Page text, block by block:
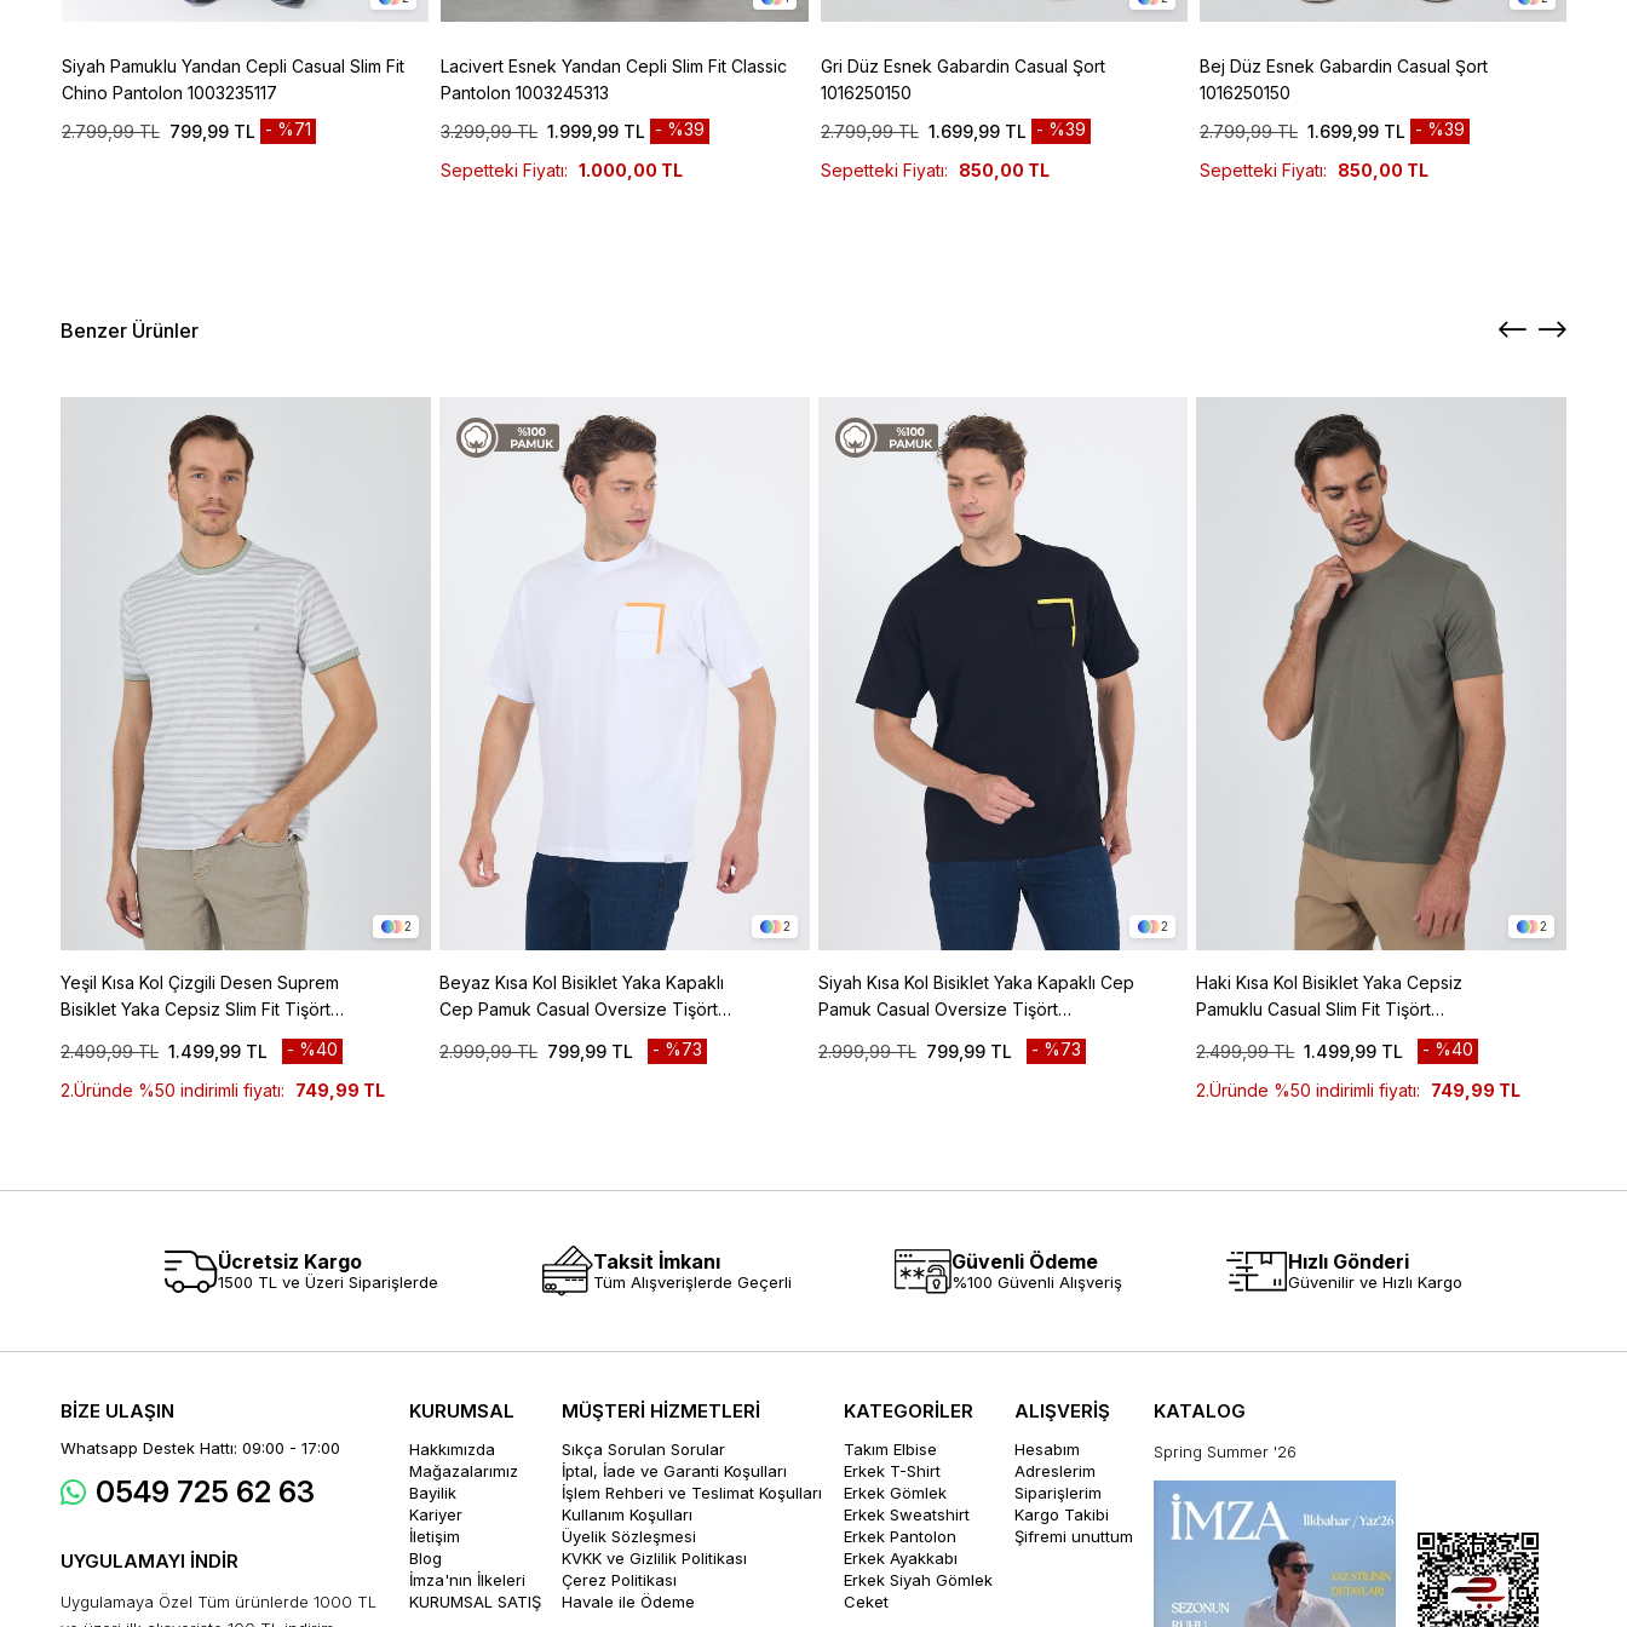
Siyah Pamuklu Yandan Cepli Casual Slim Fit
Chino Pantolon 1003235117
2.799,99 TL 799,99 TL %71
Lacivert Esnek Yandan Cepli Slim Fit Classic
Pantolon 1003245313
3.299,99 TL 1.999,99 TL
%39
Sepetteki Fiyatı: 1.000,00 TL
Gri Düz Esnek Gabardin Casual Şort
1016250150
2.799,99 TL 1.699,99 TL
%39
Sepetteki Fiyatı:
850,00 TL
Bej Düz Esnek Gabardin Casual Şort
1016250150
2.799,99 TL 1.699,99 TL
%39
Sepetteki Fiyatı:
850,00 TL
Benzer Ürünler
2
Yeşil Kısa Kol Çizgili Desen Suprem
Bisiklet Yaka Cepsiz Slim Fit Tişört
1.499,99 TL
2.499,99 TL
%40
2.Üründe %50 indirimli fiyatı:
749,99 TL
2
Beyaz Kısa Kol Bisiklet Yaka Kapaklı
Cep Pamuk Casual Oversize Tişört
799,99 TL
2.999,99 TL %73
2
Siyah Kısa Kol Bisiklet Yaka Kapaklı Cep
Pamuk Casual Oversize Tişört
799,99 TL
2.999,99 TL %73
2
Haki Kısa Kol Bisiklet Yaka Cepsiz
Pamuklu Casual Slim Fit Tişört
1.499,99 TL
2.499,99 TL
%40
2.Üründe %50 indirimli fiyatı:
749,99 TL
Ücretsiz Kargo
1500 TL ve Üzeri Siparişlerde
Taksit İmkanı
Tüm Alışverişlerde Geçerli
Güvenli Ödeme
%100 Güvenli Alışveriş
Hızlı Gönderi
Güvenilir ve Hızlı Kargo
BİZE ULAŞIN
Whatsapp Destek Hattı: 09:00 - 17:00
0549 725 62 63
UYGULAMAYI İNDİR
Uygulamaya Özel Tüm ürünlerde 1000 TL
KURUMSAL
Hakkımızda
Mağazalarımız
Bayilik
Kariyer
İletişim
Blog
İmza'nın İlkeleri
KURUMSAL SATIŞ
MÜŞTERİ HİZMETLERİ
Sıkça Sorulan Sorular
İptal, İade ve Garanti Koşulları
İşlem Rehberi ve Teslimat Koşulları
Kullanım Koşulları
Üyelik Sözleşmesi
KVKK ve Gizlilik Politikası
Çerez Politikası
Havale ile Ödeme
KATEGORİLER
Takım Elbise
Erkek T-Shirt
Erkek Gömlek
Erkek Sweatshirt
Erkek Pantolon
Erkek Ayakkabı
Erkek Siyah Gömlek
Ceket
ALIŞVERİŞ
Hesabım
Adreslerim
Siparişlerim
Kargo Takibi
Şifremi unuttum
KATALOG
Spring Summer '26